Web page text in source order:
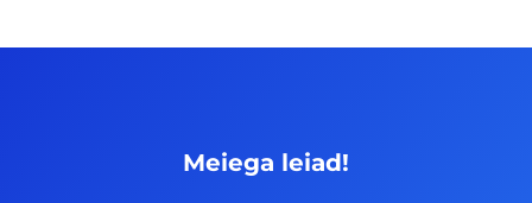
Meiega leiad!